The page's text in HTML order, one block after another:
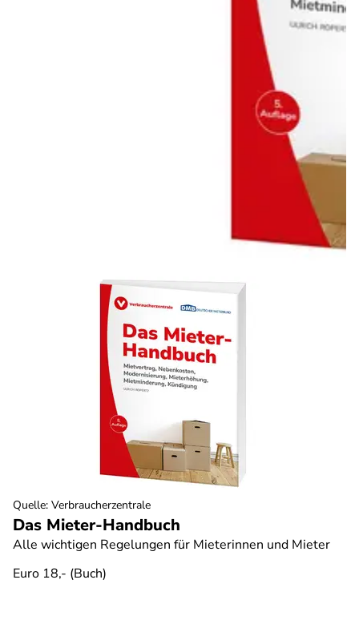
Das Mieter-Handbuch
Alle wichtigen Regelungen für Mieterinnen und Mieter
Euro 18,- (Buch)
Quelle: Verbraucherzentrale